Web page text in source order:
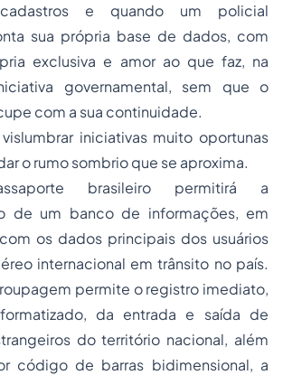
e quando um policial
sua própria base de dados, com
exclusiva e amor ao que faz, na
governamental, sem que o
com a sua continuidade.
iniciativas muito oportunas
o rumo sombrio que se aproxima.
brasileiro permitirá a
de um banco de informações, em
os dados principais dos usuários
internacional em trânsito no país.
permite o registro imediato,
da entrada e saída de
do território nacional, além
código de barras bidimensional, a